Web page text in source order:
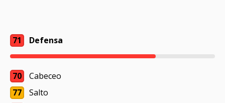
71 Defensa
70
Cabeceo
77
Salto